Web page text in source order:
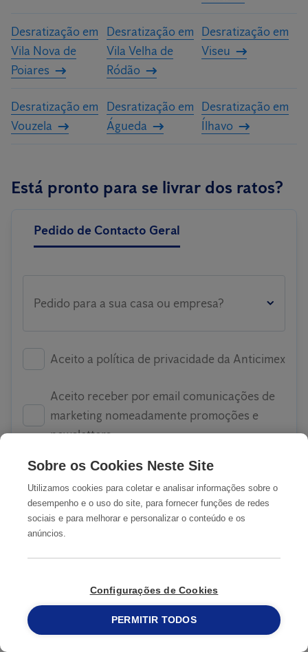
Desratização em
Vila Nova de
Poiares
Desratização em
Vila Velha de
Ródão
Desratização em
Viseu
Desratização em
Vouzela
Desratização em
Águeda
Desratização em
Ílhavo
Está pronto para se livrar dos ratos?
Pedido de Contacto Geral
Pedido para a sua casa ou empresa?
Aceito a política de privacidade da Anticimex
Aceito receber por email comunicações de
marketing nomeadamente promoções e
newsletters
SUBMETER
COMO ATUAMOS
1 Identificamos o problema 215 913 019
Sobre os Cookies Neste Site
Utilizamos cookies para coletar e analisar informações sobre o
desempenho e o uso do site, para fornecer funções de redes
sociais e para melhorar e personalizar o conteúdo e os
anúncios.
Configurações de Cookies
PERMITIR TODOS